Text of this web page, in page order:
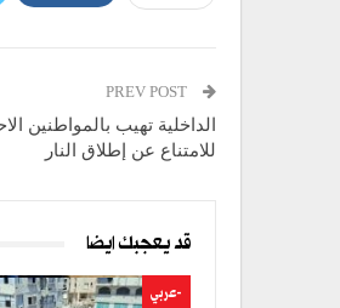
الداخلية تهيب بالمواطنين
للامتناع عن إطلاق النار
قد يعجبك ايضا
-عربي